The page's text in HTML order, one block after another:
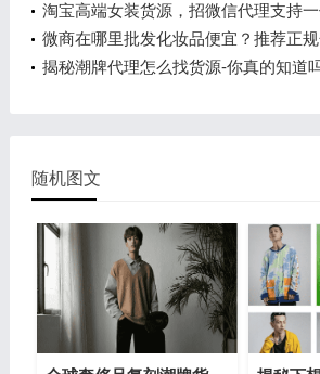
淘宝高端女装货源，招微信代理支持
微商在哪里批发化妆品便宜？推荐正
道
揭秘潮牌代理怎么找货源-你真的知道
随机图文